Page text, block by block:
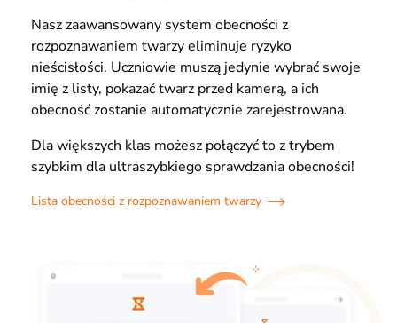
Nasz zaawansowany system obecności z
rozpoznawaniem twarzy eliminuje ryzyko
nieścisłości. Uczniowie muszą jedynie wybrać swoje
imię z listy, pokazać twarz przed kamerą, a ich
obecność zostanie automatycznie zarejestrowana.
Dla większych klas możesz połączyć to z trybem
szybkim dla ultraszybkiego sprawdzania obecności!
Lista obecności z rozpoznawaniem twarzy